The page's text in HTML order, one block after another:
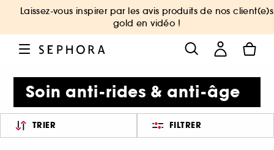
Laissez-vous inspirer par les avis produits de nos client(e)s
gold en vidéo !
Soin anti-rides & anti-âge
TRIER FILTRER